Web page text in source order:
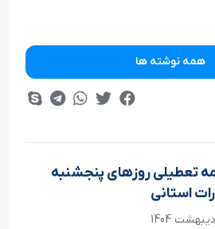
همه نوشته ها
تعطیلی روزهای پنجشنبه
استانی